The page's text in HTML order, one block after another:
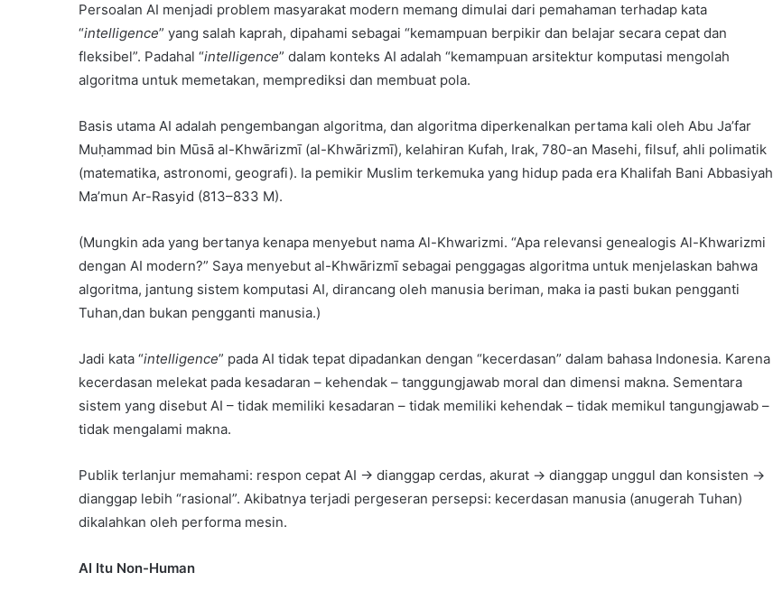
Persoalan AI menjadi problem masyarakat modern memang dimulai dari pemahaman terhadap kata
“intelligence” yang salah kaprah, dipahami sebagai “kemampuan berpikir dan belajar secara cepat dan
fleksibel”. Padahal “intelligence” dalam konteks AI adalah “kemampuan arsitektur komputasi mengolah
algoritma untuk memetakan, memprediksi dan membuat pola.
Basis utama AI adalah pengembangan algoritma, dan algoritma diperkenalkan pertama kali oleh Abu Ja’far
Muḥammad bin Mūsā al-Khwārizmī (al-Khwārizmī), kelahiran Kufah, Irak, 780-an Masehi, filsuf, ahli polimatik
(matematika, astronomi, geografi). Ia pemikir Muslim terkemuka yang hidup pada era Khalifah Bani Abbasiyah
Ma’mun Ar-Rasyid (813–833 M).
(Mungkin ada yang bertanya kenapa menyebut nama Al-Khwarizmi. “Apa relevansi genealogis Al-Khwarizmi
dengan AI modern?” Saya menyebut al-Khwārizmī sebagai penggagas algoritma untuk menjelaskan bahwa
algoritma, jantung sistem komputasi AI, dirancang oleh manusia beriman, maka ia pasti bukan pengganti
Tuhan,dan bukan pengganti manusia.)
Jadi kata “intelligence” pada AI tidak tepat dipadankan dengan “kecerdasan” dalam bahasa Indonesia. Karena
kecerdasan melekat pada kesadaran – kehendak – tanggungjawab moral dan dimensi makna. Sementara
sistem yang disebut AI – tidak memiliki kesadaran – tidak memiliki kehendak – tidak memikul tangungjawab –
tidak mengalami makna.
Publik terlanjur memahami: respon cepat AI → dianggap cerdas, akurat → dianggap unggul dan konsisten →
dianggap lebih “rasional”. Akibatnya terjadi pergeseran persepsi: kecerdasan manusia (anugerah Tuhan)
dikalahkan oleh performa mesin.
AI Itu Non-Human